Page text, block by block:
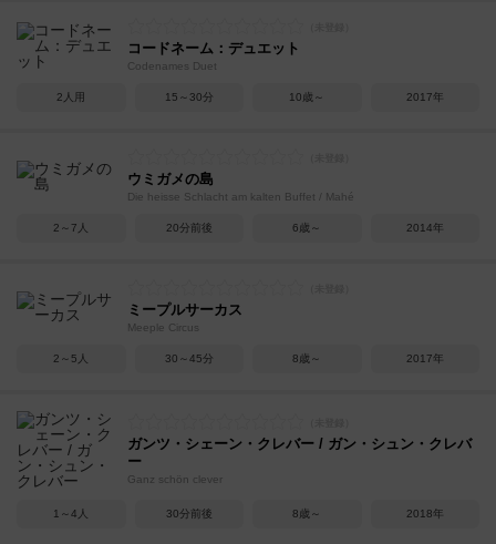
コードネーム：デュエット
Codenames Duet
2人用 15～30分 10歳～ 2017年
ウミガメの島
Die heisse Schlacht am kalten Buffet / Mahé
2～7人 20分前後 6歳～ 2014年
ミープルサーカス
Meeple Circus
2～5人 30～45分 8歳～ 2017年
ガンツ・シェーン・クレバー / ガン・シュン・クレバ
ー
Ganz schön clever
1～4人 30分前後 8歳～ 2018年